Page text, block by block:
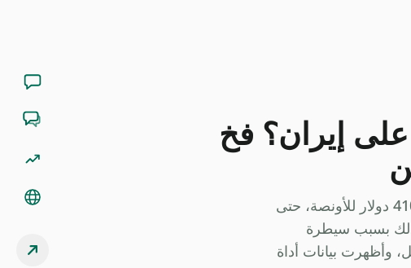
خلال الحرب على إيران؟ فخ
هبط الذهب بحوالي 25% من ذروته التاريخية في يناير عند 5595 دولارًا ليصل إلى حوالي 4100 دولار للأونصة، حتى
بسبب سيطرة
إلى ارتفاع خام برنت باتجاه 95 دولارًا للبرميل، وأظهرت بيانات أداة